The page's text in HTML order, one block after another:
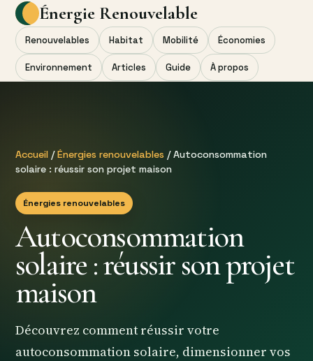
Énergie Renouvelable
Renouvelables Habitat Mobilité Économies
Environnement Articles Guide À propos
Accueil /Énergies renouvelables / Autoconsommation
solaire : réussir son projet maison
Énergies renouvelables
Autoconsommation
solaire : réussir son projet
maison
Découvrez comment réussir votre
autoconsommation solaire, dimensionner vos